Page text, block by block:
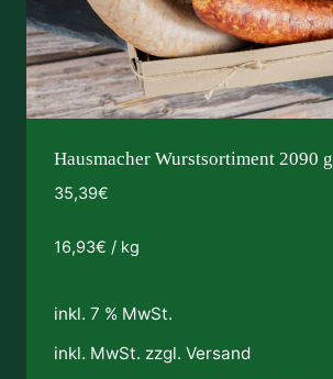
Hausmacher Wurstsortiment 2090 g
35,39€
16,93€ / kg
inkl. 7 % MwSt.
inkl. MwSt. zzgl. Versand